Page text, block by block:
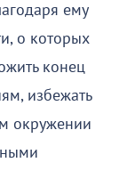
ему
о которых
конец
избежать
окружении